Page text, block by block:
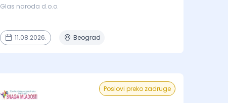
Glas naroda d.o.o.
11.08.2026. Beograd
Poslovi preko zadruge